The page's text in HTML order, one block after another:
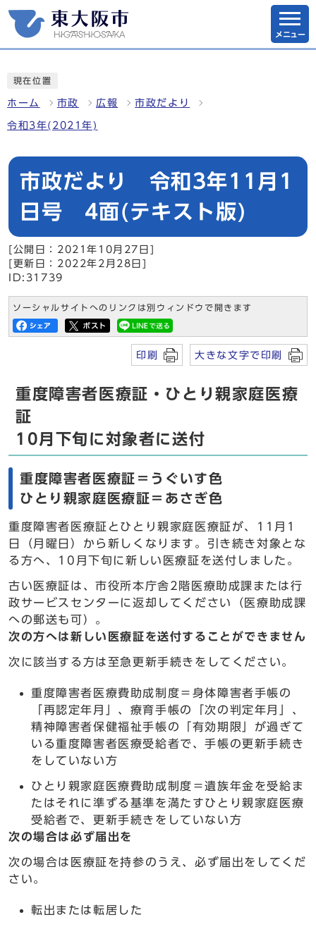
メニュー
現在位置
ホーム 市政 広報 市政だより
令和3年(2021年)
市政だより 令和3年11月1
日号 4面(テキスト版)
[公開日：2021年10月27日]
[更新日：2022年2月28日]
ID:31739
ソーシャルサイトへのリンクは別ウィンドウで開きます
印刷 大きな文字で印刷
重度障害者医療証・ひとり親家庭医療
証
10月下旬に対象者に送付
重度障害者医療証＝うぐいす色
ひとり親家庭医療証＝あさぎ色
重度障害者医療証とひとり親家庭医療証が、11月1
日（月曜日）から新しくなります。引き続き対象とな
る方へ、10月下旬に新しい医療証を送付しました。
古い医療証は、市役所本庁舎2階医療助成課または行
政サービスセンターに返却してください（医療助成課
への郵送も可）。
次の方へは新しい医療証を送付することができません
次に該当する方は至急更新手続きをしてください。
重度障害者医療費助成制度＝身体障害者手帳の
「再認定年月」、療育手帳の「次の判定年月」、
精神障害者保健福祉手帳の「有効期限」が過ぎて
いる重度障害者医療受給者で、手帳の更新手続き
をしていない方
ひとり親家庭医療費助成制度＝遺族年金を受給ま
たはそれに準ずる基準を満たすひとり親家庭医療
受給者で、更新手続きをしていない方
次の場合は必ず届出を
次の場合は医療証を持参のうえ、必ず届出をしてくだ
さい。
転出または転居した